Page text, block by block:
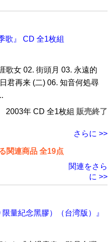
歌』 CD 全1枚組
歌女 02. 街頭月 03. 永遠的
君再来 (二) 06. 知音何処尋
2003年 CD 全1枚組 販売終了
さらに >>
関連商品 全19点
関連をさら
に >>
量紀念黑膠）（台湾版）』